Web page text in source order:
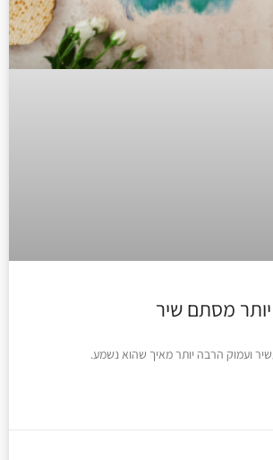
יותר מסתם שיר
ועמוק הרבה יותר מאיך שהוא נשמע.